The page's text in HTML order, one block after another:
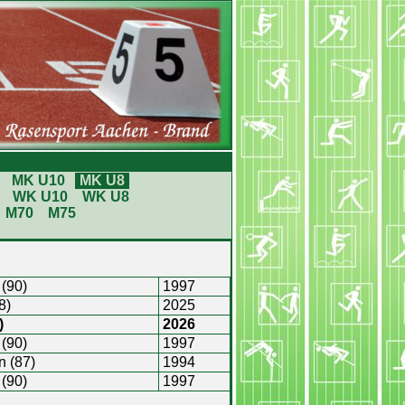
MK U10
MK U8
WK U10
WK U8
M70
M75
1997
2025
2026
1997
(87)
1994
1997